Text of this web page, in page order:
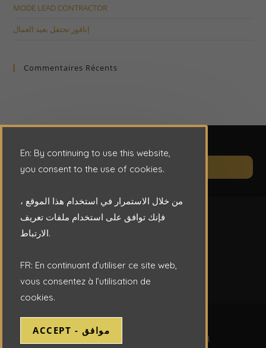
MODE LEAD CONTRACTOR
إنافور تحتفل بعيد العمال
Commentaires Récents
CONTACT
in
Copyright © 2026 - ENAFOR S.P.A.
Website Design by DTCI - Tarek Blal
En: By continuing to use this website,
you consent to the use of cookies.
من خلال الاستمرار في استخدام هذا الموقع ،
فإنك توافق على استخدام ملفات تعريف
الارتباط.
FR: En continuant d’utiliser ce site web,
vous consentez à l’utilisation de
cookies.
ACCEPT - موافق